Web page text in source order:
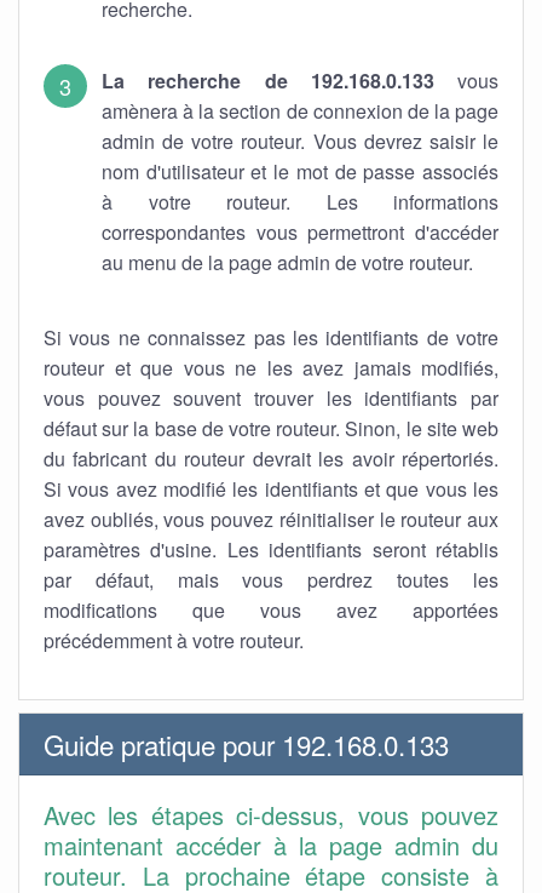
recherche.
La recherche de 192.168.0.133vous
amènera à la section de connexion de la page
admin de votre routeur. Vous devrez saisir le
nom d'utilisateur et le mot de passe associés
à votre routeur. Les informations
correspondantes vous permettront d'accéder
au menu de la page admin de votre routeur.
Si vous ne connaissez pas les identifiants de votre
routeur et que vous ne les avez jamais modifiés,
vous pouvez souvent trouver les identifiants par
défaut sur la base de votre routeur. Sinon, le site web
du fabricant du routeur devrait les avoir répertoriés.
Si vous avez modifié les identifiants et que vous les
avez oubliés, vous pouvez réinitialiser le routeur aux
paramètres d'usine. Les identifiants seront rétablis
par défaut, mais vous perdrez toutes les
modifications que vous avez apportées
précédemment à votre routeur.
Guide pratique pour 192.168.0.133
Avec les étapes ci-dessus, vous pouvez
maintenant accéder à la page admin du
routeur. La prochaine étape consiste à